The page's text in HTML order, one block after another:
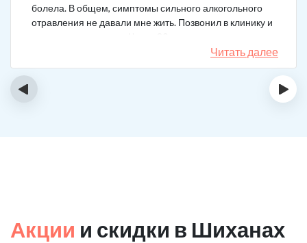
болела. В общем, симптомы сильного алкогольного
отравления не давали мне жить. Позвонил в клинику и
вызвал врача на дом. Через 20 минут приехал
нарколог, поставил мне усиленную капельницу. Сразу
стало легче.
Читать далее
‹ ›
Акции и скидки в Шиханах